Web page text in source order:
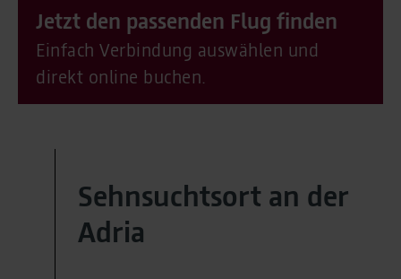
Jetzt den passenden Flug finden
Einfach Verbindung auswählen und
direkt online buchen.
Sehnsuchtsort an der
Adria